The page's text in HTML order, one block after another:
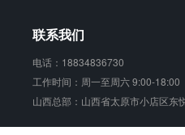
联系我们
电话：18834836730
工作时间：周一至周六 9:00-18:00
山西总部：山西省太原市小店区东